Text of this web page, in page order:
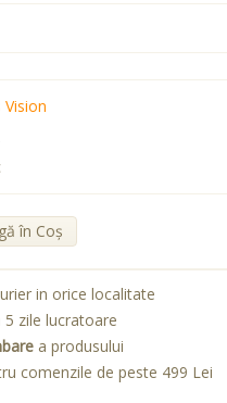
în Coş
in orice localitate
zile lucratoare
a produsului
comenzile de peste 499 Lei